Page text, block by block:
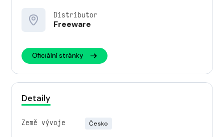
Distributor
Freeware
Oficiální stránky
Detaily
Země vývoje Česko